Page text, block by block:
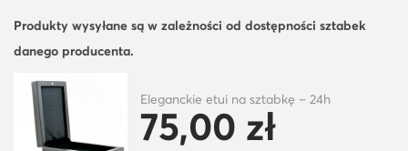
Produkty wysyłane są w zależności od dostępności sztabek
danego producenta.
Eleganckie etui na sztabkę – 24h
75,00 zł